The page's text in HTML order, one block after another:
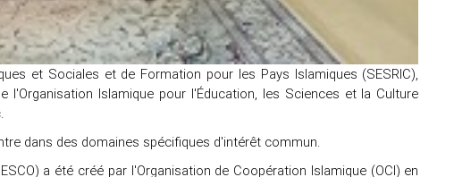
et Sociales et de Formation pour les Pays Islamiques (SESRIC),
l'Organisation Islamique pour l'Éducation, les Sciences et la Culture
.
dans des domaines spécifiques d'intérêt commun.
a été créé par l'Organisation de Coopération Islamique (OCI) en